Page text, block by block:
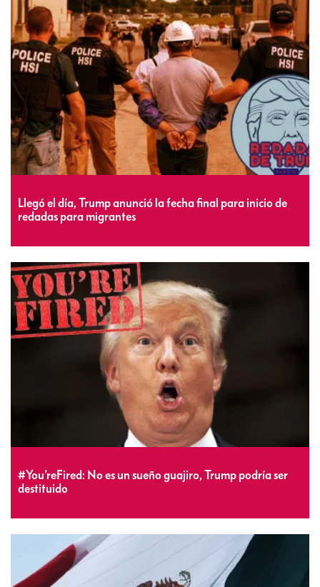
Llegó el día, Trump anunció la fecha final para inicio de
redadas para migrantes
#You’reFired: No es un sueño guajiro, Trump podría ser
destituido